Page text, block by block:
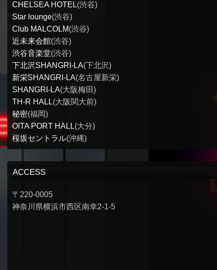
CHELSEA HOTEL(渋谷)
Star lounge(渋谷)
Club MALCOLM(渋谷)
近未来会館(渋谷)
渋谷音楽堂(渋谷)
下北沢SHANGRI-LA(下北沢)
新栄SHANGRI-LA(名古屋新栄)
SHANGRI-LA(大阪梅田)
TH-R HALL(大阪関大前)
秘密(福岡)
OITA PORT HALL(大分)
桜坂セントラル(沖縄)
ACCESS
〒220-0005
神奈川県横浜市西区南幸2-1-5